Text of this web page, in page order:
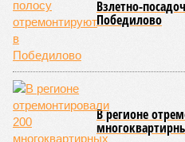
Взлетно-
Победилово
В регионе